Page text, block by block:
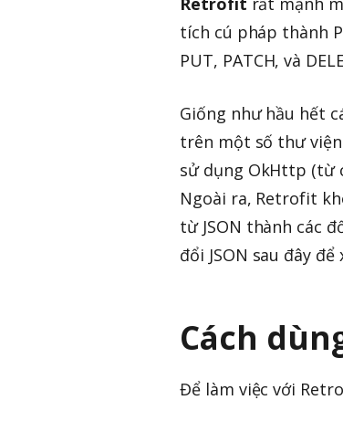
tích cú pháp thành
PUT, PATCH, và
Giống như hầu hết
trên một số thư
sử dụng OkHttp (từ
Ngoài ra, Retrofit
từ JSON thành các
đổi JSON sau đây
Cách
Để làm việc với